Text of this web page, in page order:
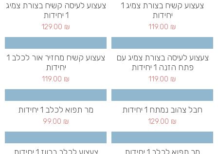
צעצוע קשיח בצורת צמיג 1
יחידות
119.00 ₪
צעצוע לעיסה קשיח בצורת צמיג
1 יחידות
129.00 ₪
צעצוע לעיסה בצורת צמיג עם
פתח הזנה 1 יחידות
119.00 ₪
צעצוע קשיח מחזיר אור לכלב 1
יחידות
119.00 ₪
חבל צהוב נמתח 1 יחידות
129.00 ₪
מר תפוא לכלב 1 יחידות
99.00 ₪